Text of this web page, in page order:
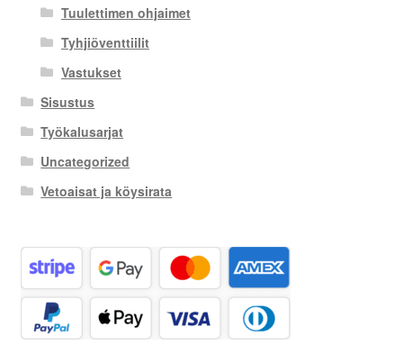
Tuulettimen ohjaimet
Tyhjiöventtiilit
Vastukset
Sisustus
Työkalusarjat
Uncategorized
Vetoaisat ja köysirata